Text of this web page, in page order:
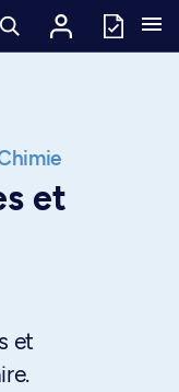
et
et